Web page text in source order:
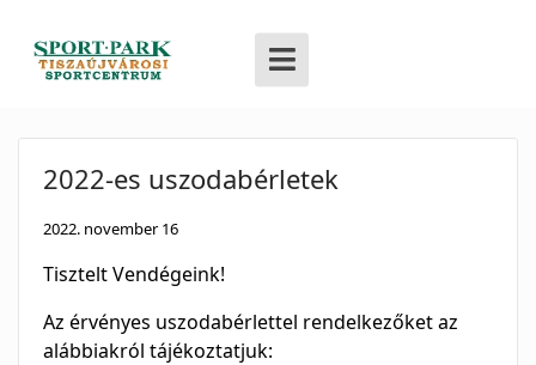
2022-es uszodabérletek
2022. november 16
Tisztelt Vendégeink!
Az érvényes uszodabérlettel rendelkezőket az
alábbiakról tájékoztatjuk: